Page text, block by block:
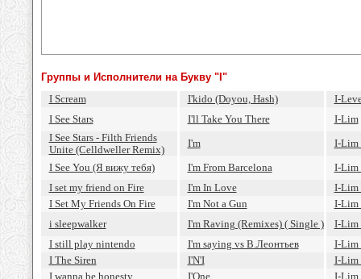
Группы и Исполнители на Букву "I"
I Scream
I'kido (Doyou, Hash)
I-
I See Stars
I'll Take You There
I-Lim
I See Stars - Filth Friends
Unite (Celldweller Remix)
I'm
I-Lim
I See You (Я вижу тебя)
I'm From Barcelona
I-Lim
I set my friend on Fire
I'm In Love
I-Lim
I Set My Friends On Fire
I'm Not a Gun
I-Lim
i sleepwalker
I'm Raving (Remixes) ( Single )
I-Lim
I still play nintendo
I'm saying vs В.Леонтьев
I-Lim
I The Siren
I'N'I
I-Lim
I wanna be honesty
I'One
I-Lim